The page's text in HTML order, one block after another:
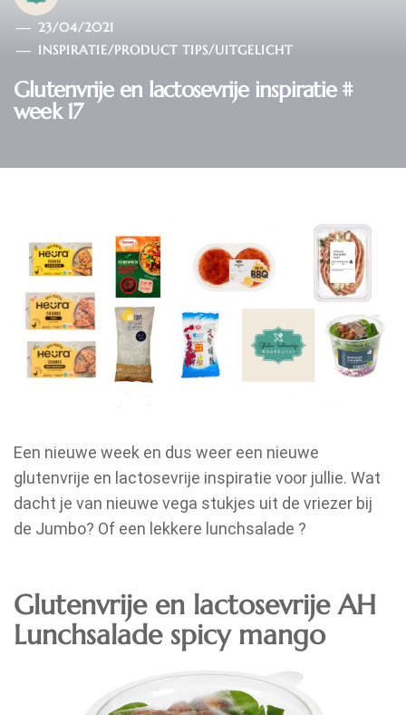
23/04/2021
INSPIRATIE/PRODUCT TIPS/UITGELICHT
Glutenvrije en lactosevrije inspiratie #
week 17
Een nieuwe week en dus weer een nieuwe
glutenvrije en lactosevrije inspiratie voor jullie. Wat
dacht je van nieuwe vega stukjes uit de vriezer bij
de Jumbo? Of een lekkere lunchsalade ?
Glutenvrije en lactosevrije AH
Lunchsalade spicy mango